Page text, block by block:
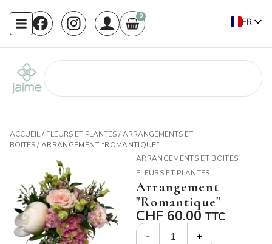
0
FR
ACCUEIL/ FLEURS ET PLANTES/ARRANGEMENTS ET
BOITES/ ARRANGEMENT “ROMANTIQUE”
ARRANGEMENTS ET BOITES,
FLEURS ET PLANTES
Arrangement
"Romantique"
CHF 60.00 TTC
- +